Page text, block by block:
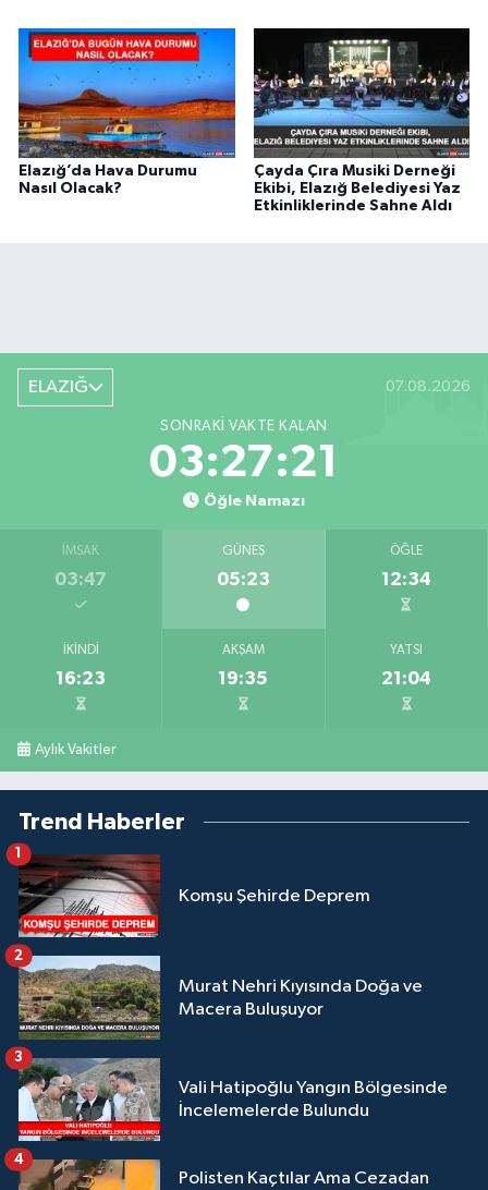
Elazığ’da Hava Durumu
Nasıl Olacak?
Çayda Çıra Musiki Derneği
Ekibi, Elazığ Belediyesi Yaz
Etkinliklerinde Sahne Aldı
ELAZIĞ 07.08.2026
SONRAKI VAKTE KALAN
03:27:20
Öğle Namazı
İMSAK
03:47
GÜNEŞ
05:23
ÖĞLE
12:34
İKINDI
16:23
AKŞAM
19:35
YATSI
21:04
Aylık Vakitler
Trend Haberler
Komşu Şehirde Deprem
Murat Nehri Kıyısında Doğa ve
Macera Buluşuyor
2
Vali Hatipoğlu Yangın Bölgesinde
İncelemelerde Bulundu
3
Polisten Kaçtılar Ama Cezadan
4